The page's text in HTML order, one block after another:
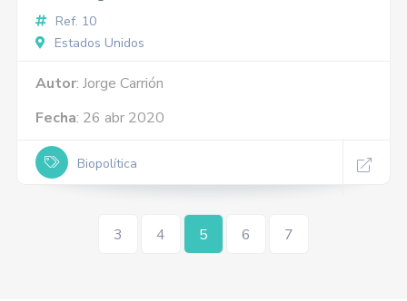
Ref. 10
Estados Unidos
Autor: Jorge Carrión
Fecha: 26 abr 2020
Biopolítica
3 4 5 6 7